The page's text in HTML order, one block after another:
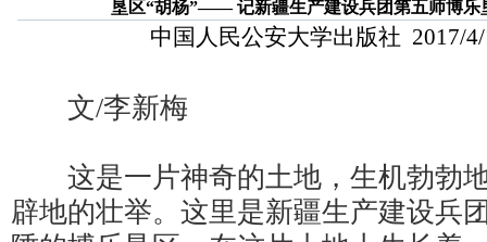
垦区“胡杨”—— 记新疆生产建设兵团第五师博乐
中国人民公安大学出版社 2017/4/
文/李新梅
这是一片神奇的土地，生机勃勃
辟地的壮举。这里是新疆生产建设兵